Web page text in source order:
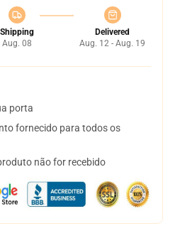
Shipping
Aug. 08
Delivered
Aug. 12 - Aug. 19
porta
fornecido para todos os
não for recebido